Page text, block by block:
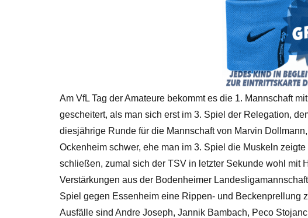
Am VfL Tag der Amateure bekommt es die 1. Mannschaft
gescheitert, als man sich erst im 3. Spiel der Relegation,
diesjährige Runde für die Mannschaft von Marvin
Ockenheim schwer, ehe man im 3. Spiel die Muskeln
schließen, zumal sich der TSV in letzter Sekunde wohl mit
Verstärkungen aus der Bodenheimer
Spiel gegen Essenheim eine Rippen- und Beckenprellung
Ausfälle sind Andre Joseph, Jannik Bambach, Peco